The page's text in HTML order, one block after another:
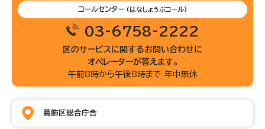
コールセンター (はなしょうぶコール)
03-6758-2222
区のサービスに関するお問い合わせに
オペレーターが答えます。
午前8時から午後8時まで 年中無休
葛飾区総合庁舎